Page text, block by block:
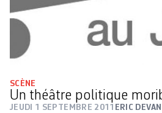
SCÈNE
Un théâtre politique
JEUDI 1 SEPTEMBRE 2011 ERIC